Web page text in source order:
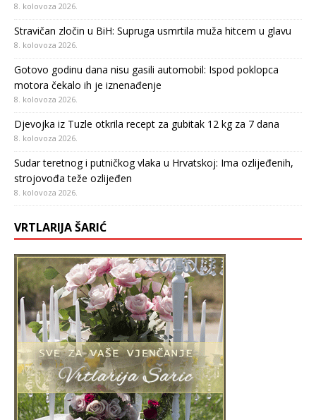
8. kolovoza 2026.
Stravičan zločin u BiH: Supruga usmrtila muža hitcem u glavu
8. kolovoza 2026.
Gotovo godinu dana nisu gasili automobil: Ispod poklopca
motora čekalo ih je iznenađenje
8. kolovoza 2026.
Djevojka iz Tuzle otkrila recept za gubitak 12 kg za 7 dana
8. kolovoza 2026.
Sudar teretnog i putničkog vlaka u Hrvatskoj: Ima ozlijeđenih,
strojovođa teže ozlijeđen
8. kolovoza 2026.
VRTLARIJA ŠARIĆ